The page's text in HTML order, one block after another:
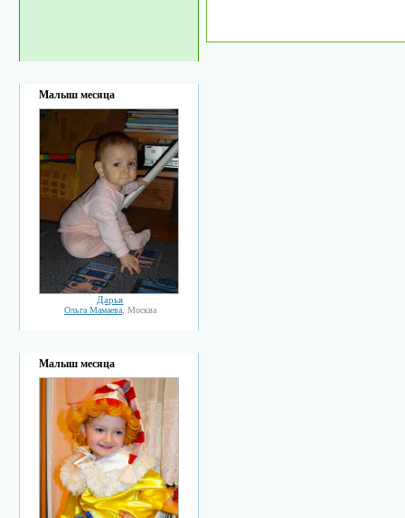
Малыш месяца
Дарья
Ольга Мамаева , Москва
Малыш месяца